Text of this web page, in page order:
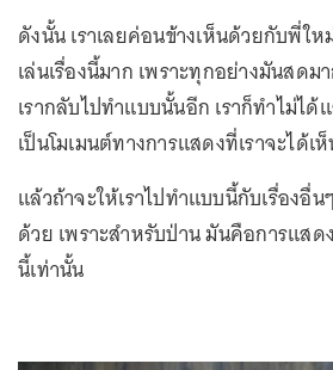
ดังนั้น เราเลยค่อนข้างเห็นด้วยกับพี่ใ
เล่นเรื่องนี้มาก เพราะทุกอย่างมันสด
เรากลับไปทำแบบนั้นอีก เราก็ทำไม่ได้
เป็นโมเมนต์ทางการแสดงที่เราจะได้
แล้วถ้าจะให้เราไปทำแบบนี้กับเรื่องอื่
ด้วย เพราะสำหรับป่าน มันคือการแสด
นี้เท่านั้น